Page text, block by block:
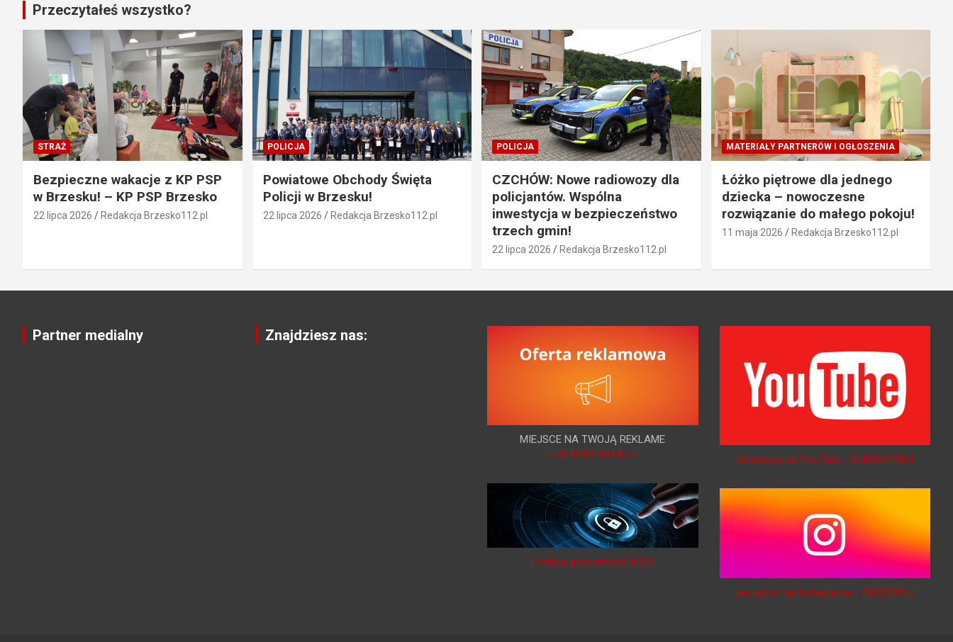
Przeczytałeś wszystko?
STRAŻ
Bezpieczne wakacje z KP PSP
w Brzesku! – KP PSP Brzesko
22 lipca 2026 Redakcja Brzesko112.pl
POLICJA
Powiatowe Obchody Święta
Policji w Brzesku!
22 lipca 2026 Redakcja Brzesko112.pl
POLICJA
CZCHÓW: Nowe radiowozy dla
policjantów. Wspólna
inwestycja w bezpieczeństwo
trzech gmin!
22 lipca 2026 Redakcja Brzesko112.pl
MATERIAŁY PARTNERÓW I OGŁOSZENIA
Łóżko piętrowe dla jednego
dziecka – nowoczesne
rozwiązanie do małego pokoju!
11 maja 2026 Redakcja Brzesko112.pl
Partner medialny Znajdziesz nas:
MIEJSCE NA TWOJĄ REKLAME
-> KLIKNIJ TUTAJ <-
Polityka prywatności B112
Jesteśmy na YouTube - SUBSKRYBUJ
Jesteśmy na Instagramie - OBSERWUJ